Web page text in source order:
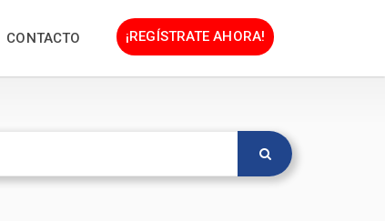
CONTACTO ¡REGÍSTRATE AHORA!